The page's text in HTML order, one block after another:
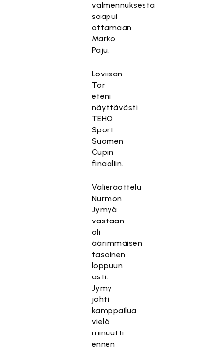
valmennuksesta
saapui
ottamaan
Marko
Paju.
Loviisan
Tor
eteni
näyttävästi
TEHO
Sport
Suomen
Cupin
finaaliin.
Välieräottelu
Nurmon
Jymyä
vastaan
oli
äärimmäisen
tasainen
loppuun
asti.
Jymy
johti
kamppailua
vielä
minuutti
ennen